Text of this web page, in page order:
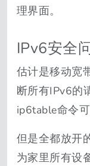
理界面。
IPv6安全
估计是移动宽
断所有IPv6的
ip6table命令
但是全都放开
为家里所有设